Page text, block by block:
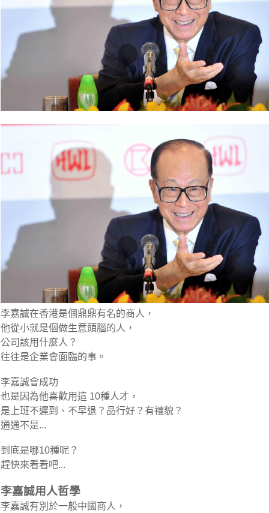
李嘉誠在香港是個鼎鼎有名的商人，
他從小就是個做生意頭腦的人，
公司該用什麼人？
往往是企業會面臨的事。
李嘉誠會成功
也是因為他喜歡用這 10種人才，
是上班不遲到、不早退？品行好？有禮貌？
通通不是...
到底是哪10種呢？
趕快來看看吧...
李嘉誠用人哲學
李嘉誠有別於一般中國商人，